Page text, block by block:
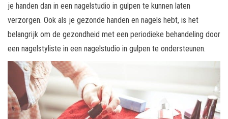
je handen dan in een nagelstudio in gulpen te kunnen laten
verzorgen. Ook als je gezonde handen en nagels hebt, is het
belangrijk om de gezondheid met een periodieke behandeling door
een nagelstyliste in een nagelstudio in gulpen te ondersteunen.